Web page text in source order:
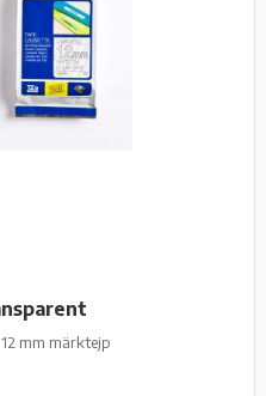
mm märktejp